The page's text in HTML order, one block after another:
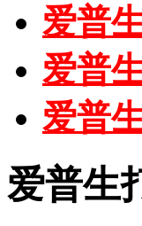
爱普
爱普
爱普
爱普生